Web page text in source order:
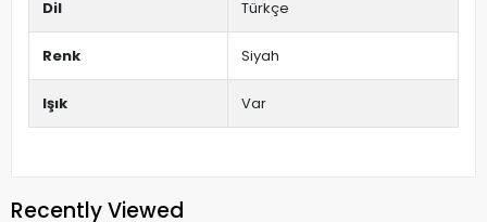
Dil Türkçe
Renk Siyah
Işık Var
Recently Viewed